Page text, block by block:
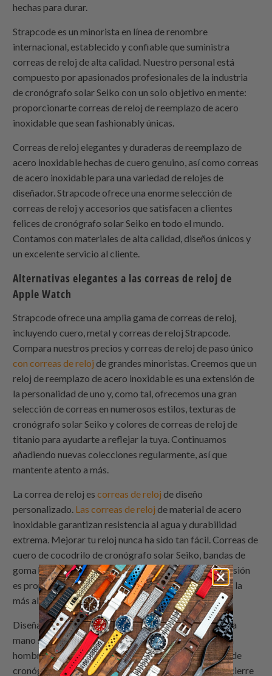
hechas para durar.
Strapcode es un minorista en línea de renombre
internacional, establecido y confiable que suministra
correas de reloj de alta calidad. Nuestro personal está
compuesto por apasionados profesionales de la industria
de cronógrafo solar Seiko con un solo objetivo en mente:
proporcionarte correas de reloj de reemplazo de acero
inoxidable que sean fashionably únicas.
Correas de reloj elegantes y duraderas de reemplazo de
acero inoxidable hechas de cuero genuino, así como correas
de acero inoxidable para una variedad de relojes de
diseñador. Strapcodeofrece una enorme selección de
correas de reloj y accesorios que satisfacen a clientes
felices de cronógrafo solar Seiko en todo el mundo.
Contamos con materiales de alta calidad, diseños únicos y
un excelente servicio al cliente.
Alternativas elegantes a las correas de reloj de
Apple Watch
Strapcodeofrece una amplia gama de correas de reloj,
incluyendo cuero, metal y correas de reloj Strapcode
Compara nuestros precios y correas de reloj de paso único
concorreas de reloj de grandes minoristas. Creemos que un
reloj de reemplazo de acero inoxidable es una extensión de
la personalidad de uno y, como tal, ofrecemos una gran
selección de correas en numerosos estilos, texturas de
cronógrafo solar Seiko y colores de correas de reloj de
titanio para ayudarte a reflejar la tuya. Continuamos
añadiendo nuevas colecciones regularmente, así que
mantente atento a más.
La correa de reloj escorreas de reloj de diseño
personalizado. Las correas de reloj de material de acero
inoxidable garantizan resistencia al agua y durabilidad
extrema. Mejorar tu reloj nunca ha sido tan fácil. Correas de
cuero de cocodrilo de cronógrafo solar Seiko, bandas de
goma hechas a mano italianas y francesas. Nuestra misión
es proporcionarcorreas de relojcon los productos de la
más alta calidad, en todo momento.
Diseñadas por costureras, las correas de reloj hechas a
mano son ideales para un reloj de vestir moderno para
hombres o mujeres. Correa de reloj de cuero genuino de
cronógrafo solar Seiko, hecha de piel de ternera, con cierre